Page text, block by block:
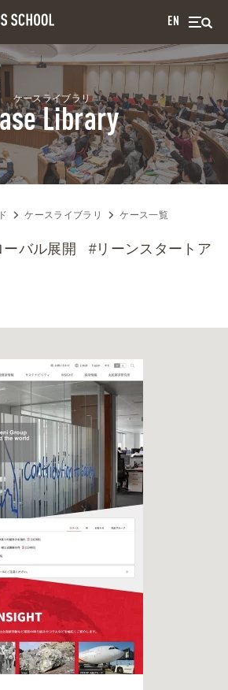
EN
ケースライブラリ
Library
ケースライブラリ ケース一覧
ーバル展開
#リーンスタートア